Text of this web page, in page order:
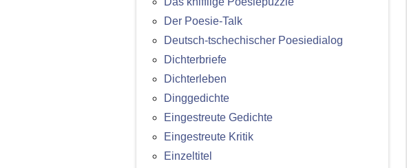
Der Poesie-Talk
Deutsch-tschechischer Poesiedialog
Dichterbriefe
Dichterleben
Dinggedichte
Eingestreute Gedichte
Eingestreute Kritik
Einzeltitel